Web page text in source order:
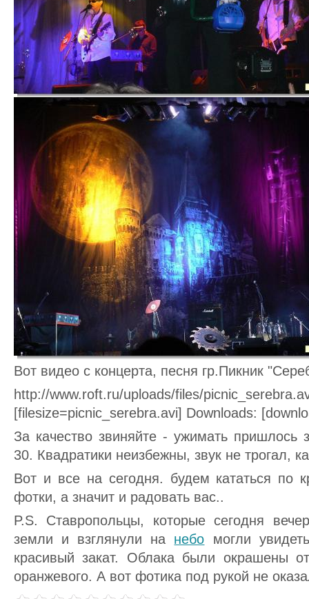
Вот видео с концерта, песня гр.Пикник
http://www.roft.ru/uploads/files/
[filesize=picnic_serebra.avi] Downloads:
За качество звиняйте - ужимать пришлось
30. Квадратики неизбежны, звук не трогал,
Вот и все на сегодня. будем кататься по
фотки, а значит и радовать вас..
P.S. Ставропольцы, которые сегодня
земли и взглянули на небо могли
красивый закат. Облака были окрашены
оранжевого. А вот фотика под рукой не